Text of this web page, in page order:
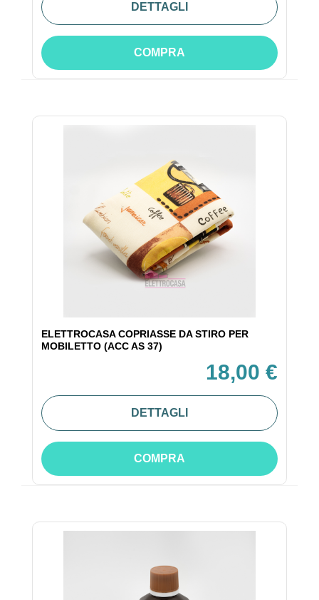
DETTAGLI
COMPRA
ELETTROCASA COPRIASSE DA STIRO PER
MOBILETTO (ACC AS 37)
18,00 €
DETTAGLI
COMPRA